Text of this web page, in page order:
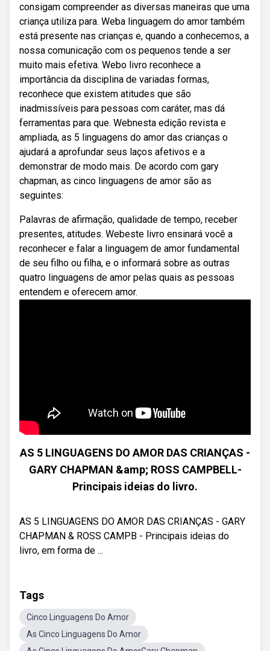
consigam compreender as diversas maneiras que uma
criança utiliza para. Weba linguagem do amor também
está presente nas crianças e, quando a conhecemos, a
nossa comunicação com os pequenos tende a ser
muito mais efetiva. Webo livro reconhece a
importância da disciplina de variadas formas,
reconhece que existem atitudes que são
inadmissíveis para pessoas com caráter, mas dá
ferramentas para que. Webnesta edição revista e
ampliada, as 5 linguagens do amor das crianças o
ajudará a aprofundar seus laços afetivos e a
demonstrar de modo mais. De acordo com gary
chapman, as cinco linguagens de amor são as
seguintes:
Palavras de afirmação, qualidade de tempo, receber
presentes, atitudes. Webeste livro ensinará você a
reconhecer e falar a linguagem de amor fundamental
de seu filho ou filha, e o informará sobre as outras
quatro linguagens de amor pelas quais as pessoas
entendem e oferecem amor.
AS 5 LINGUAGENS DO AMOR DAS CRIANÇAS -
GARY CHAPMAN &amp; ROSS CAMPBELL-
Principais ideias do livro.
AS 5 LINGUAGENS DO AMOR DAS CRIANÇAS - GARY
CHAPMAN & ROSS CAMPB - Principais ideias do
livro, em forma de ...
Tags
Cinco Linguagens Do Amor
As Cinco Linguagens Do Amor